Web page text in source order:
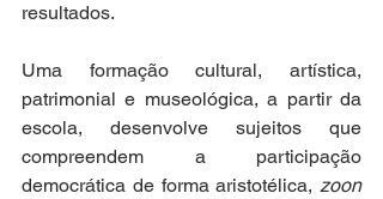
resultados.
Uma formação cultural, artística,
patrimonial e museológica, a partir da
escola, desenvolve sujeitos que
compreendem a participação
democrática de forma aristotélica, zoon